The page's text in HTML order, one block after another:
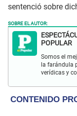
sentenció sobre
SOBRE EL AUTOR:
POPULAR
Somos el
la farándula
verídicas y